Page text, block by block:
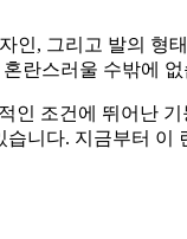
, 그리고 발의 형
란스러울 수밖에 없
조건에 뛰어난
니다. 지금부터